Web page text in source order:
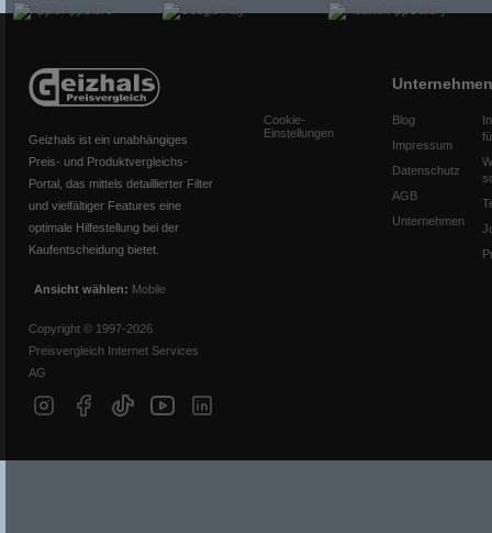
Geizhals ist ein unabhängiges
Preis- und Produktvergleichs-
Portal, das mittels detaillierter Filter
und vielfältiger Features eine
optimale Hilfestellung bei der
Kaufentscheidung bietet.
Ansicht wählen: Mobile
Copyright © 1997-2026
Preisvergleich Internet Services
AG
Cookie-
Einstellungen
Unternehmen
Blog
Impressum
Datenschutz
AGB
Unternehmen